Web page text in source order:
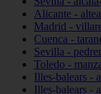
Alicante - altea
Madrid -
Cuenca -
Sevilla -
Toledo -
Illes-balears -
Illes-balears -